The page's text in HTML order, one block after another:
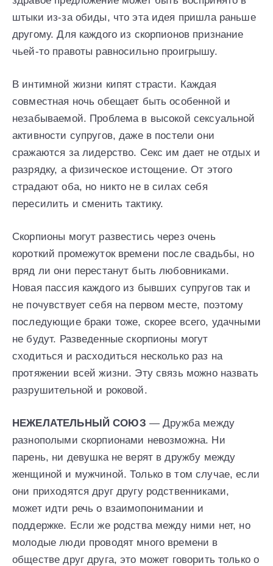
штыки из-за обиды, что эта идея пришла раньше
другому. Для каждого из скорпионов признание
чьей-то правоты равносильно проигрышу.
В интимной жизни кипят страсти. Каждая
совместная ночь обещает быть особенной и
незабываемой. Проблема в высокой сексуальной
активности супругов, даже в постели они
сражаются за лидерство. Секс им дает не отдых и
разрядку, а физическое истощение. От этого
страдают оба, но никто не в силах себя
пересилить и сменить тактику.
Скорпионы могут развестись через очень
короткий промежуток времени после свадьбы, но
вряд ли они перестанут быть любовниками.
Новая пассия каждого из бывших супругов так и
не почувствует себя на первом месте, поэтому
последующие браки тоже, скорее всего, удачными
не будут. Разведенные скорпионы могут
сходиться и расходиться несколько раз на
протяжении всей жизни. Эту связь можно назвать
разрушительной и роковой.
НЕЖЕЛАТЕЛЬНЫЙ СОЮЗ — Дружба между
разнополыми скорпионами невозможна. Ни
парень, ни девушка не верят в дружбу между
женщиной и мужчиной. Только в том случае, если
они приходятся друг другу родственниками,
может идти речь о взаимопонимании и
поддержке. Если же родства между ними нет, но
молодые люди проводят много времени в
обществе друг друга, это может говорить только о